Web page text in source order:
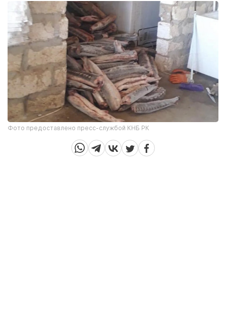
Фото предоставлено пресс-службой КНБ РК